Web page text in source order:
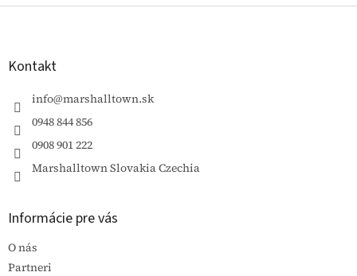
Z
Kontakt
info@marshalltown.sk
0948 844 856
0908 901 222
Marshalltown Slovakia Czechia
Informácie pre vás
O nás
Partneri